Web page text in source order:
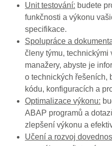
Unit testování: budete
funkčnosti a výkonu
specifikace.
Spolupráce a
členy týmu, technickými
manažery, abyste je
o technických řešeních,
kódu, konfiguracích a
Optimalizace výkonu:
ABAP programů a
zlepšení výkonu a
Učení a rozvoj